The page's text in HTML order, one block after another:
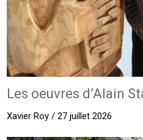
Les oeuvres d’Alain
Xavier Roy / 27 juillet 2026